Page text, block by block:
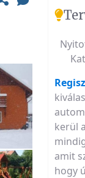
kerül
amit
hogy